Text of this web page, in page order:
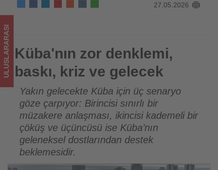
Tourexpi,
sizler
için
turizmde
olup
bitenleri
takip
ediyor!
27.05.2026
Küba'nın zor denklemi, baskı, kriz ve gelecek
ULUSLARARASI Küba'nın zor denklemi,
baskı, kriz ve gelecek
Yakın gelecekte Küba için üç senaryo
göze çarpıyor: Birincisi sınırlı bir
müzakere anlaşması, ikincisi kademeli bir
çöküş ve üçüncüsü ise Küba’nın
geleneksel dostlarından destek
beklemesidir.